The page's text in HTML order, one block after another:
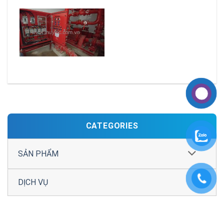
CATEGORIES
SẢN PHẨM
DỊCH VỤ